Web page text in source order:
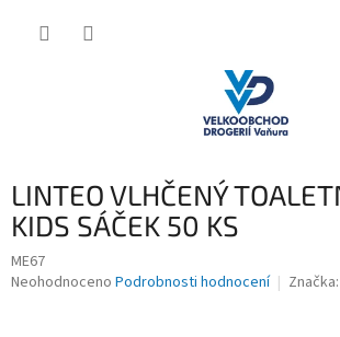
LINTEO VLHČENÝ
KIDS SÁČEK 50 KS
ME67
Průměrné
Neohodnoceno Podrobnosti hodnocení Značka: